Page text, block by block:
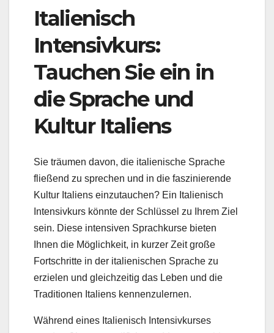
Italienisch
Intensivkurs:
Tauchen Sie ein in
die Sprache und
Kultur Italiens
Sie träumen davon, die italienische Sprache
fließend zu sprechen und in die faszinierende
Kultur Italiens einzutauchen? Ein Italienisch
Intensivkurs könnte der Schlüssel zu Ihrem Ziel
sein. Diese intensiven Sprachkurse bieten
Ihnen die Möglichkeit, in kurzer Zeit große
Fortschritte in der italienischen Sprache zu
erzielen und gleichzeitig das Leben und die
Traditionen Italiens kennenzulernen.
Während eines Italienisch Intensivkurses